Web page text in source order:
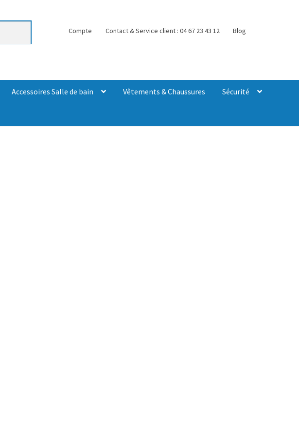
Compte Contact & Service client : 04 67 23 43 12 Blog
Accessoires Salle de bain Vêtements & Chaussures Sécurité